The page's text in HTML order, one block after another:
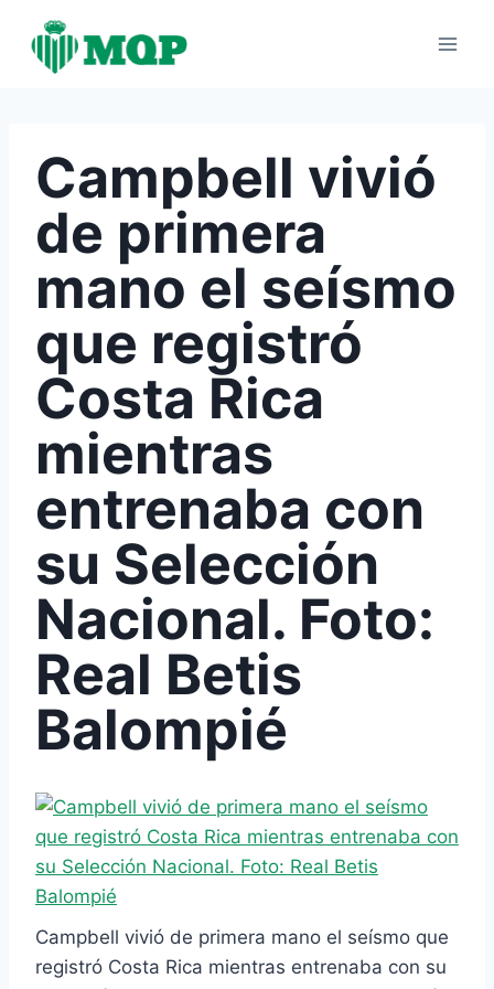
contenido
Campbell vivió
de primera
mano el seísmo
que registró
Costa Rica
mientras
entrenaba con
su Selección
Nacional. Foto:
Real Betis
Balompié
Campbell vivió de primera mano el seísmo que
registró Costa Rica mientras entrenaba con su